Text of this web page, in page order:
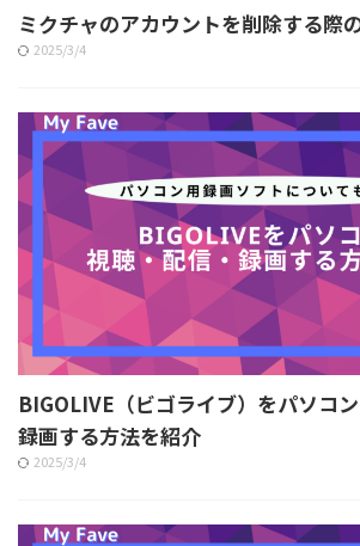
ミクチャのアカウントを削除する際
2025/3/4
BIGOLIVE（ビゴライブ）をパソコ
録画する方法を紹介
2025/3/4